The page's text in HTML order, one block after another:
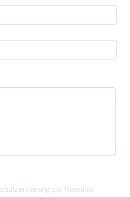
zur Kenntnis